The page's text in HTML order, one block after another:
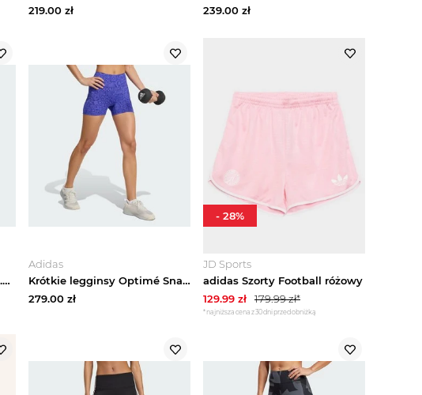
219.00 zł
239.00 zł
Szorty z tkaniny adidas Z.N.E. biały
Adidas
Krótkie legginsy Optimé Snake Adidas fioletowy
279.00 zł
JD Sports
adidas Szorty Football różowy
129.99 zł 179.99zł*
*najniższa cena z 30 dni przed obniżką
- 28%